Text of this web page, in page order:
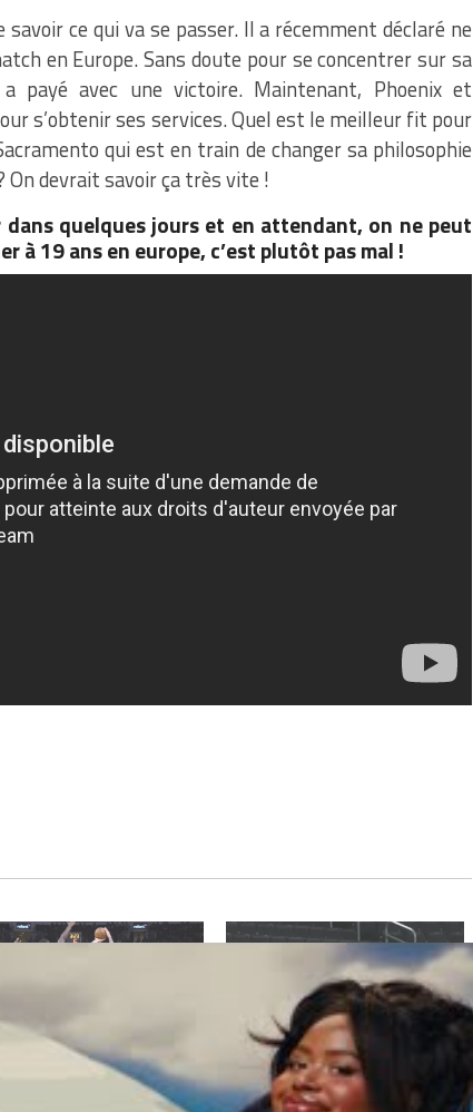
ce qui va se passer. Il a récemment déclaré ne
en Europe. Sans doute pour se concentrer sur sa
avec une victoire. Maintenant, Phoenix et
s’obtenir ses services. Quel est le meilleur fit pour
qui est en train de changer sa philosophie
On devrait savoir ça très vite !
quelques jours et en attendant, on ne peut
à 19 ans en europe, c’est plutôt pas mal !
Doncic et les Mavs sont
Luka Doncic rend hommage à
Giannis Antetokounmpo : c’est pas